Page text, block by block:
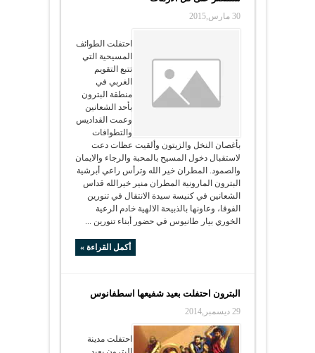
30 مارس,2015
احتفلت الطوائف
المسيحية التي
تتبع التقويم
الغربي في
منطقة البترون
بأحد الشعانين
وعمت القداديس
والتطوافات
بأغصان النخل والزيتون وألقيت عظات دعت
لاستقبال دخول المسيح بالمحبة والرجاء والايمان
والصمود. المطران خير الله وترأس راعي أبرشية
البترون المارونية المطران منير خيرالله قداس
الشعانين في كنيسة سيدة الانتقال في تنورين
الفوقا، وعاونها بالذبيحة الالهية خادم الرعية
الخوري بيار طانيوس في حضور أبناء تنورين ...
أكمل القراءة »
البترون احتفلت بعيد شفيعها اسطفانوس
29 ديسمبر,2014
احتفلت مدينة